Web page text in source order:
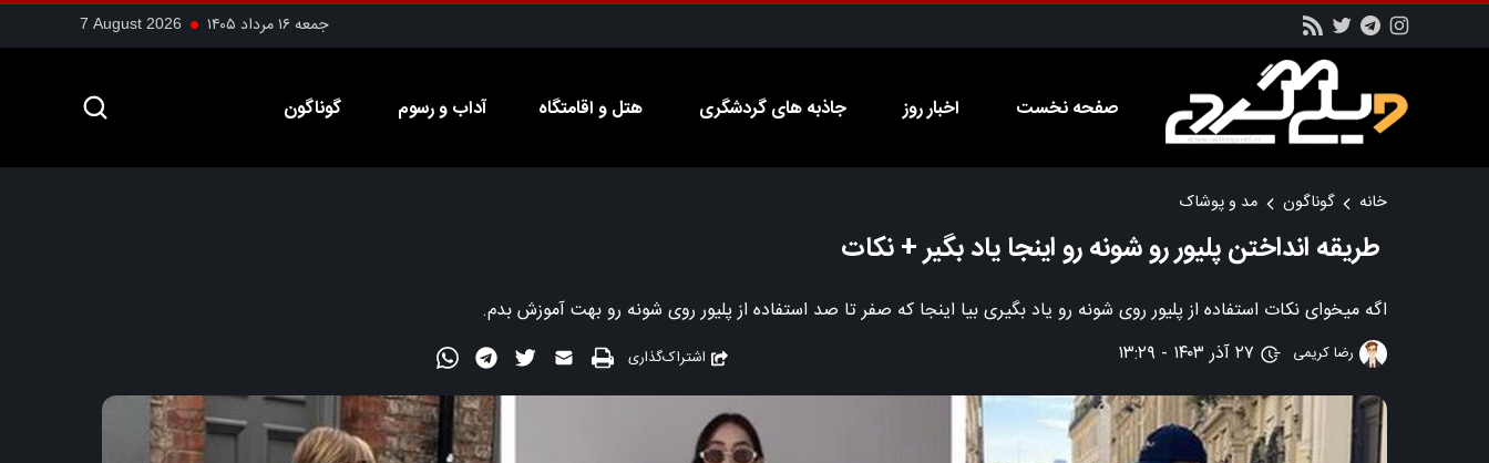
جمعه ۱۶ مرداد ۱۴۰۵ 7 August 2026
صفحه نخست اخبار روز جاذبه های گردشگری هتل و اقامتگاه آداب و رسوم گوناگون
خانه گوناگون مد و پوشاک
طریقه انداختن پلیور رو شونه رو اینجا یاد بگیر + نکات
اگه میخوای نکات استفاده از پلیور روی شونه رو یاد بگیری بیا اینجا که صفر تا صد استفاده از پلیور روی شونه رو بهت آموزش بدم.
اشتراک‌گذاری رضا کریمی ۲۷ آذر ۱۴۰۳ - ۱۳:۲۹